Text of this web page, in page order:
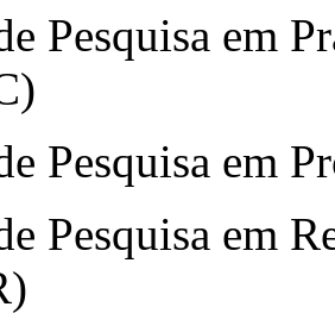
Pesquisa em
Pesquisa em
Pesquisa em